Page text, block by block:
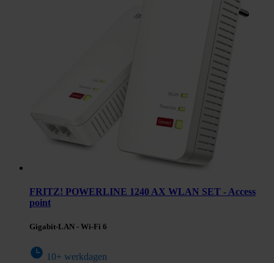
FRITZ! POWERLINE 1240 AX WLAN SET - Access
point
Gigabit-LAN - Wi-Fi 6
10+ werkdagen